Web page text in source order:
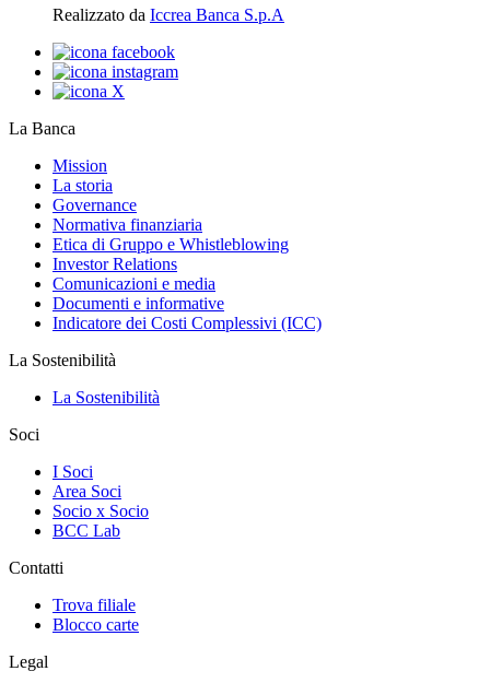
Realizzato da Iccrea Banca S.p.A
La Banca
Mission
La storia
Governance
Normativa finanziaria
Etica di Gruppo e Whistleblowing
Investor Relations
Comunicazioni e media
Documenti e informative
Indicatore dei Costi Complessivi (ICC)
La Sostenibilità
La Sostenibilità
Soci
I Soci
Area Soci
Socio x Socio
BCC Lab
Contatti
Trova filiale
Blocco carte
Legal